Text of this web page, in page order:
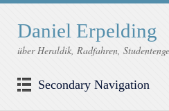
Daniel Erpelding
über Heraldik, Radfahren,
Secondary Navigation